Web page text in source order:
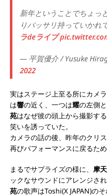
新年ということでちょっ
りバッサリ持っていかれ
ラdeライブ
— 平賀優介 / Yusuke
2022
実はステージ上至る所にカメ
は響の近く、一つは耀の左側と
苑はなぜ彼の頭上から撮影す
笑いを誘っていた。
カメラの話の後、昨年のクリ
再びパフォーマンスに戻るた
まるでサプライズの様に、 摩
ックなサウンドにアレンジさ
苑の歌声はToshi(X JAPAN)の